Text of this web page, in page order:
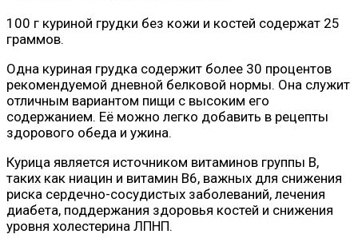
100 г куриной грудки без кожи и костей содержат 25
граммов.
Одна куриная грудка содержит более 30 процентов
рекомендуемой дневной белковой нормы. Она служит
отличным вариантом пищи с высоким его
содержанием. Её можно легко добавить в рецепты
здорового обеда и ужина.
Курица является источником витаминов группы B,
таких как ниацин и витамин B6, важных для снижения
риска сердечно-сосудистых заболеваний, лечения
диабета, поддержания здоровья костей и снижения
уровня холестерина ЛПНП.